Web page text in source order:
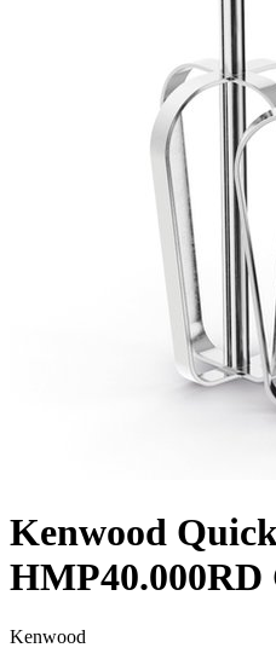
Kenwood
HMP40.000RD
Kenwood